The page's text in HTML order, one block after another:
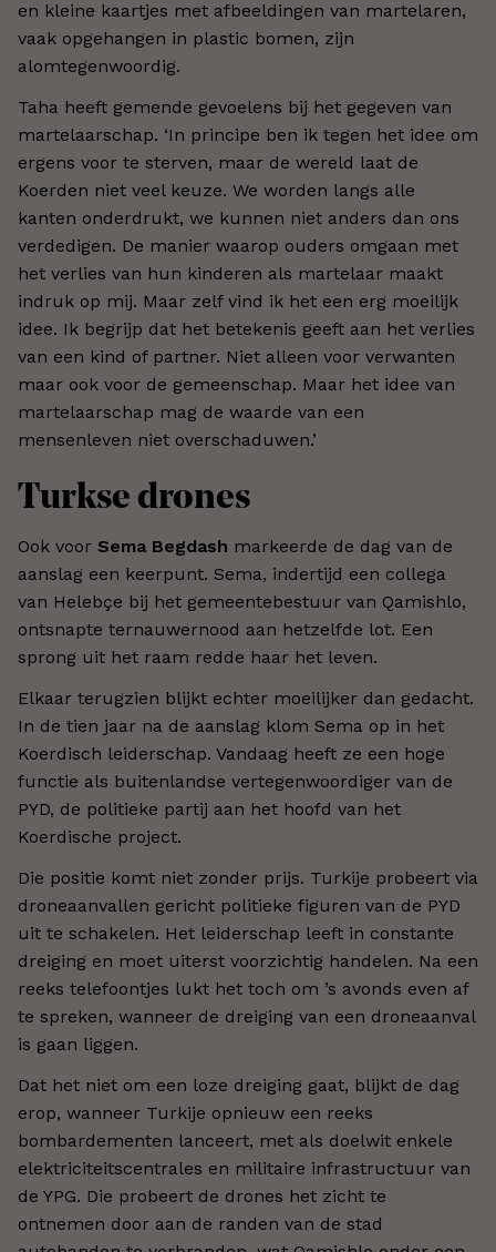
en kleine kaartjes met afbeeldingen van martelaren,
vaak opgehangen in plastic bomen, zijn
alomtegenwoordig.
Taha heeft gemende gevoelens bij het gegeven van
martelaarschap. ‘In principe ben ik tegen het idee om
ergens voor te sterven, maar de wereld laat de
Koerden niet veel keuze. We worden langs alle
kanten onderdrukt, we kunnen niet anders dan ons
verdedigen. De manier waarop ouders omgaan met
het verlies van hun kinderen als martelaar maakt
indruk op mij. Maar zelf vind ik het een erg moeilijk
idee. Ik begrijp dat het betekenis geeft aan het verlies
van een kind of partner. Niet alleen voor verwanten
maar ook voor de gemeenschap. Maar het idee van
martelaarschap mag de waarde van een
mensenleven niet overschaduwen.’
Turkse drones
Ook voor Sema Begdash markeerde de dag van de
aanslag een keerpunt. Sema, indertijd een collega
van Helebçe bij het gemeentebestuur van Qamishlo,
ontsnapte ternauwernood aan hetzelfde lot. Een
sprong uit het raam redde haar het leven.
Elkaar terugzien blijkt echter moeilijker dan gedacht.
In de tien jaar na de aanslag klom Sema op in het
Koerdisch leiderschap. Vandaag heeft ze een hoge
functie als buitenlandse vertegenwoordiger van de
PYD, de politieke partij aan het hoofd van het
Koerdische project.
Die positie komt niet zonder prijs. Turkije probeert via
droneaanvallen gericht politieke figuren van de PYD
uit te schakelen. Het leiderschap leeft in constante
dreiging en moet uiterst voorzichtig handelen. Na een
reeks telefoontjes lukt het toch om ’s avonds even af
te spreken, wanneer de dreiging van een droneaanval
is gaan liggen.
Dat het niet om een loze dreiging gaat, blijkt de dag
erop, wanneer Turkije opnieuw een reeks
bombardementen lanceert, met als doelwit enkele
elektriciteitscentrales en militaire infrastructuur van
de YPG. Die probeert de drones het zicht te
ontnemen door aan de randen van de stad